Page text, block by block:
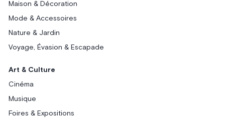
Maison & Décoration
Mode & Accessoires
Nature & Jardin
Voyage, Évasion & Escapade
Art & Culture
Cinéma
Musique
Foires & Expositions